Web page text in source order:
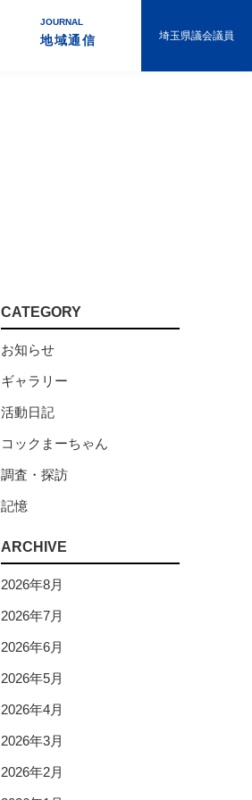
JOURNAL
地域通信 埼玉県議会議員
CATEGORY
お知らせ
ギャラリー
活動日記
コックまーちゃん
調査・探訪
記憶
ARCHIVE
2026年8月
2026年7月
2026年6月
2026年5月
2026年4月
2026年3月
2026年2月